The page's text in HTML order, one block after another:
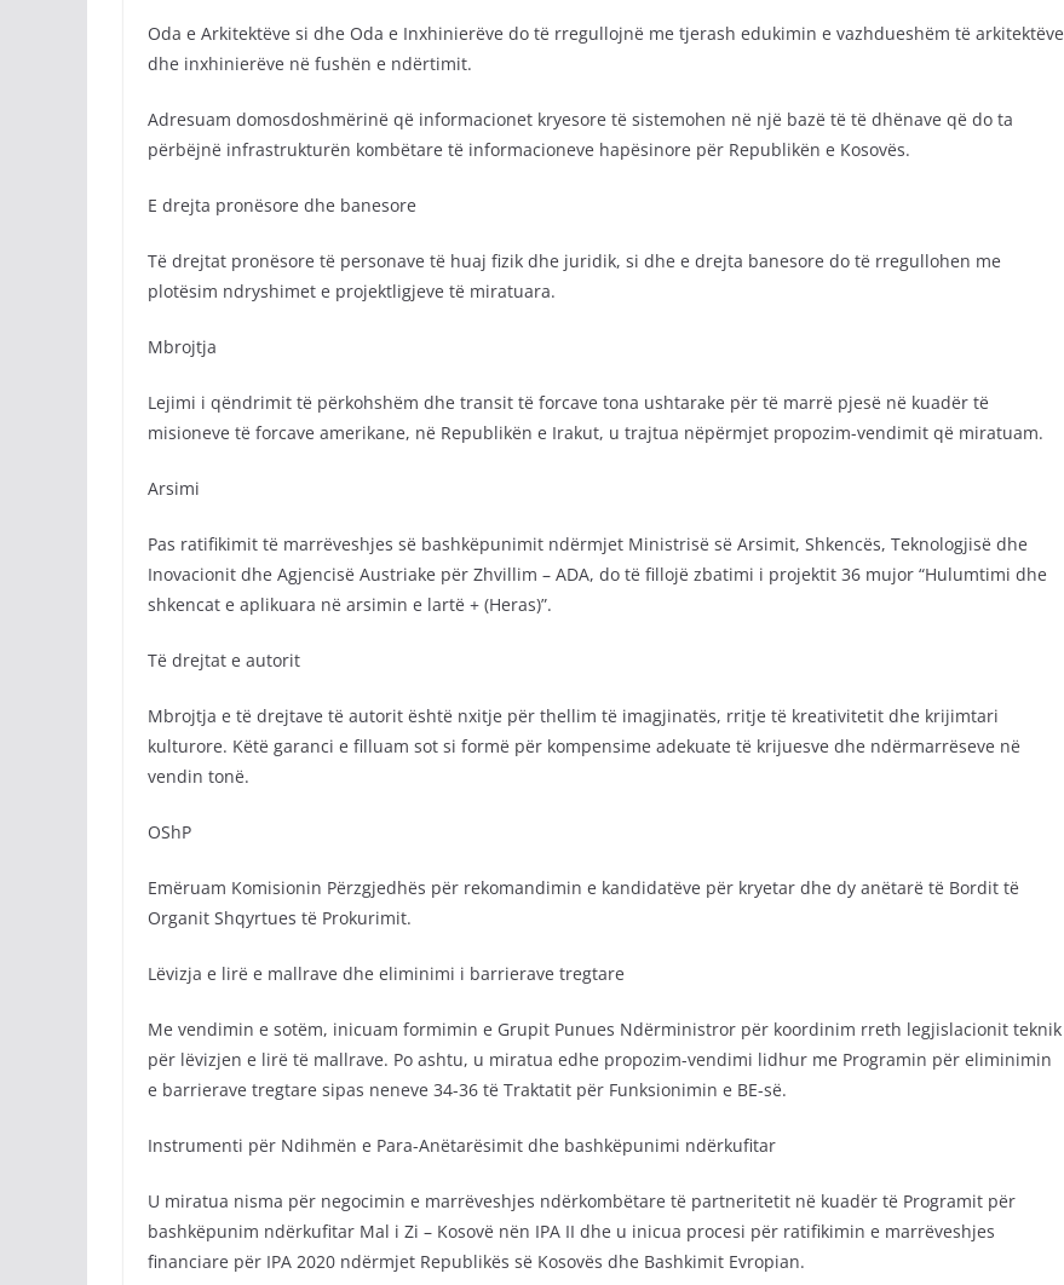
Oda e Arkitektëve si dhe Oda e Inxhinierëve do të rregullojnë me tjerash edukimin e vazhdueshëm të arkitektëve
dhe inxhinierëve në fushën e ndërtimit.
Adresuam domosdoshmërinë që informacionet kryesore të sistemohen në një bazë të të dhënave që do ta
përbëjnë infrastrukturën kombëtare të informacioneve hapësinore për Republikën e Kosovës.
E drejta pronësore dhe banesore
Të drejtat pronësore të personave të huaj fizik dhe juridik, si dhe e drejta banesore do të rregullohen me
plotësim ndryshimet e projektligjeve të miratuara.
Mbrojtja
Lejimi i qëndrimit të përkohshëm dhe transit të forcave tona ushtarake për të marrë pjesë në kuadër të
misioneve të forcave amerikane, në Republikën e Irakut, u trajtua nëpërmjet propozim-vendimit që miratuam.
Arsimi
Pas ratifikimit të marrëveshjes së bashkëpunimit ndërmjet Ministrisë së Arsimit, Shkencës, Teknologjisë dhe
Inovacionit dhe Agjencisë Austriake për Zhvillim – ADA, do të fillojë zbatimi i projektit 36 mujor “Hulumtimi dhe
shkencat e aplikuara në arsimin e lartë + (Heras)”.
Të drejtat e autorit
Mbrojtja e të drejtave të autorit është nxitje për thellim të imagjinatës, rritje të kreativitetit dhe krijimtari
kulturore. Këtë garanci e filluam sot si formë për kompensime adekuate të krijuesve dhe ndërmarrëseve në
vendin tonë.
OShP
Emëruam Komisionin Përzgjedhës për rekomandimin e kandidatëve për kryetar dhe dy anëtarë të Bordit të
Organit Shqyrtues të Prokurimit.
Lëvizja e lirë e mallrave dhe eliminimi i barrierave tregtare
Me vendimin e sotëm, inicuam formimin e Grupit Punues Ndërministror për koordinim rreth legjislacionit teknik
për lëvizjen e lirë të mallrave. Po ashtu, u miratua edhe propozim-vendimi lidhur me Programin për eliminimin
e barrierave tregtare sipas neneve 34-36 të Traktatit për Funksionimin e BE-së.
Instrumenti për Ndihmën e Para-Anëtarësimit dhe bashkëpunimi ndërkufitar
U miratua nisma për negocimin e marrëveshjes ndërkombëtare të partneritetit në kuadër të Programit për
bashkëpunim ndërkufitar Mal i Zi – Kosovë nën IPA II dhe u inicua procesi për ratifikimin e marrëveshjes
financiare për IPA 2020 ndërmjet Republikës së Kosovës dhe Bashkimit Evropian.